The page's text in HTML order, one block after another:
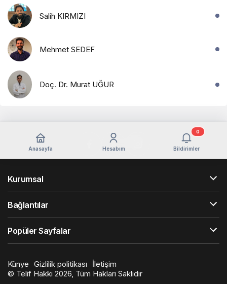
Salih KIRMIZI
Mehmet SEDEF
Doç. Dr. Murat UĞUR
Anasayfa Hesabım Bildirimler
0
Kurumsal
Bağlantılar
Popüler Sayfalar
Künye Gizlilik politikası
İletişim
© Telif Hakkı 2026, Tüm Hakları Saklıdır